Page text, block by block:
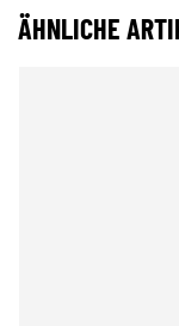
ÄHNLICHE